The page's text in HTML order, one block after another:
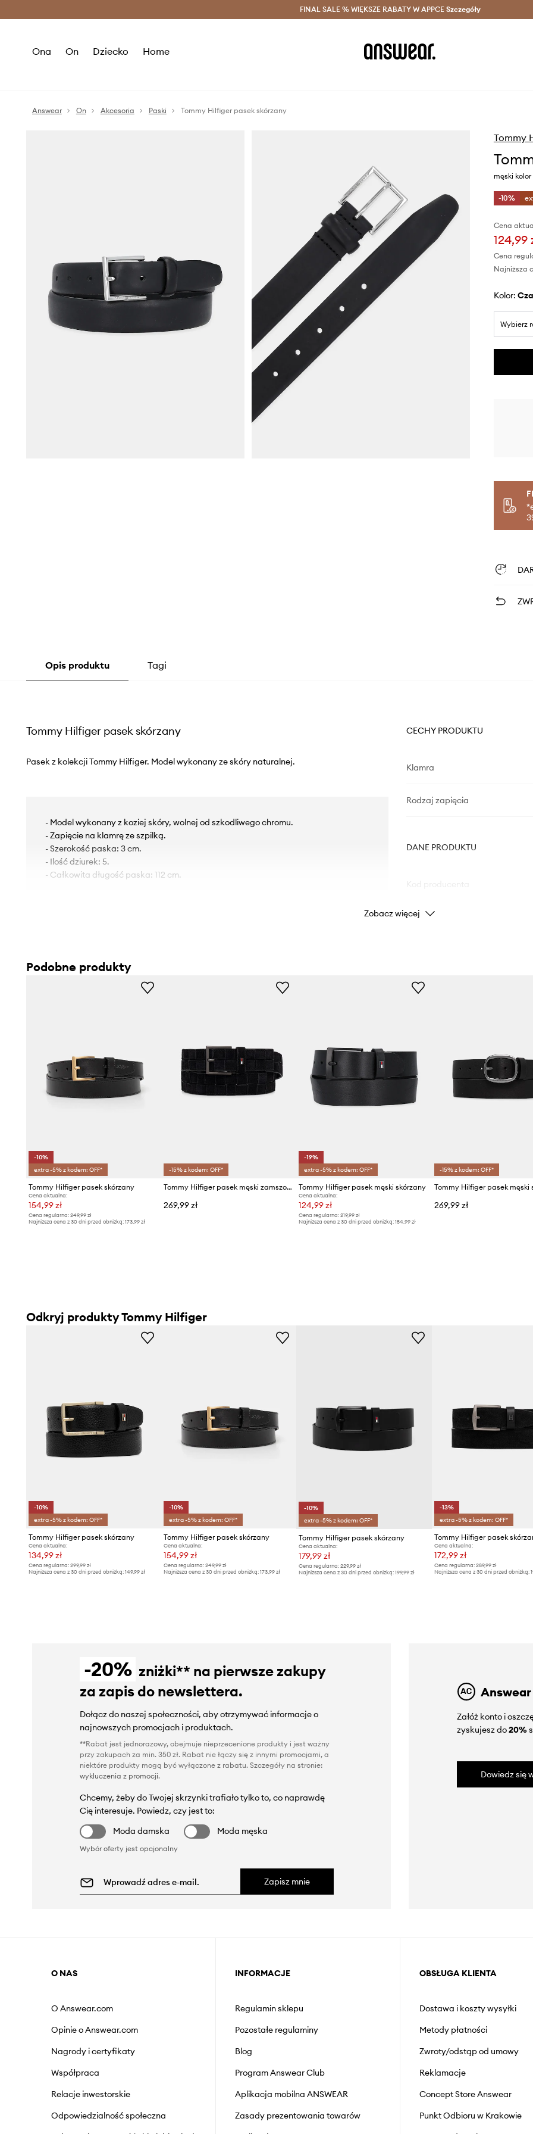
Oszczędzaj z Answear Club > Dostawa nawet w 24h >
FINAL SALE % WIĘKSZE RABATY W APPCE Szczegóły
Ona On Dziecko Home
Answear On Akcesoria Paski Tommy Hilfiger pasek skórzany
Tommy
męski
-10%
Cena
124,99
Cena
Najniższa
Kolor:
Wybierz
Opis produktu Tagi
Tommy Hilfiger pasek skórzany
Pasek z kolekcji Tommy Hilfiger. Model wykonany ze skóry naturalnej.
- Model wykonany z koziej skóry, wolnej od szkodliwego chromu.
- Zapięcie na klamrę ze szpilką.
- Szerokość paska: 3 cm.
- Ilość dziurek: 5.
- Całkowita długość paska: 112 cm.
CECHY PRODUKTU
Klamra
Rodzaj zapięcia
DANE PRODUKTU
Kolor
Producent
Zobacz więcej
Podobne produkty
-10%
extra -5% z kodem: OFF*
Tommy Hilfiger pasek skórzany
Cena aktualna:
154,99 zł
Cena regularna: 249,99 zł
Najniższa cena z 30 dni przed obniżką: 173,99 zł
-15% z kodem: OFF*
Tommy Hilfiger pasek męski zamszowy
269,99 zł
-19%
extra -5% z kodem: OFF*
Tommy Hilfiger pasek męski skórzany
Cena aktualna:
124,99 zł
Cena regularna: 219,99 zł
Najniższa cena z 30 dni przed obniżką: 154,99 zł
-15% z kodem: OFF*
Tommy Hilfiger pasek męski
269,99 zł
Odkryj produkty Tommy Hilfiger
-10%
extra -5% z kodem: OFF*
Tommy Hilfiger pasek skórzany
Cena aktualna:
134,99 zł
Cena regularna: 299,99 zł
Najniższa cena z 30 dni przed obniżką: 149,99 zł
-10%
extra -5% z kodem: OFF*
Tommy Hilfiger pasek skórzany
Cena aktualna:
154,99 zł
Cena regularna:249,99 zł
Najniższa cena z 30 dni przed obniżką:173,99 zł
-10%
extra -5% z kodem: OFF*
Tommy Hilfiger pasek skórzany
Cena aktualna:
179,99 zł
Cena regularna: 229,99 zł
Najniższa cena z 30 dni przed obniżką: 199,99 zł
-13%
extra -5% z kodem: OFF*
Tommy Hilfiger pasek
Cena aktualna:
172,99 zł
Cena regularna: 289,99 zł
Najniższa cena z 30 dni przed obniżką:
-20% zniżki** na pierwsze zakupy
za zapis do newslettera.
Dołącz do naszej społeczności, aby otrzymywać informacje o
najnowszych promocjach i produktach.
**Rabat jest jednorazowy, obejmuje nieprzecenione produkty i jest ważny
przy zakupach za min. 350 zł. Rabat nie łączy się z innymi promocjami, a
niektóre produkty mogą być wyłączone z rabatu. Szczegóły na stronie:
wykluczenia z promocji.
Chcemy, żeby do Twojej skrzynki trafiało tylko to, co naprawdę
Cię interesuje. Powiedz, czy jest to:
Moda damska
Moda męska
Wybór oferty jest opcjonalny
Zapisz mnie
Załóż konto i
zyskujesz do20%
Dowiedz się
O NAS
O Answear.com
Opinie o Answear.com
Nagrody i certyfikaty
Współpraca
Relacje inwestorskie
Odpowiedzialność społeczna
INFORMACJE
Regulamin sklepu
Pozostałe regulaminy
Blog
Program Answear Club
Aplikacja mobilna ANSWEAR
Zasady prezentowania towarów
OBSŁUGA KLIENTA
Dostawa i koszty wysyłki
Metody płatności
Zwroty/odstąp od umowy
Reklamacje
Concept Store Answear
Punkt Odbioru w Krakowie